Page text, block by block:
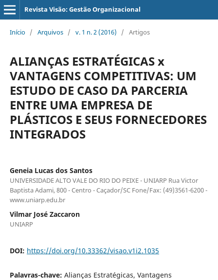
Revista Visão: Gestão Organizacional
Início / Arquivos / v. 1 n. 2 (2016) / Artigos
ALIANÇAS ESTRATÉGICAS x
VANTAGENS COMPETITIVAS: UM
ESTUDO DE CASO DA PARCERIA
ENTRE UMA EMPRESA DE
PLÁSTICOS E SEUS FORNECEDORES
INTEGRADOS
Geneia Lucas dos Santos
UNIVERSIDADE ALTO VALE DO RIO DO PEIXE - UNIARP Rua Victor
Baptista Adami, 800 - Centro - Caçador/SC Fone/Fax: (49)3561-6200 -
www.uniarp.edu.br
Vilmar José Zaccaron
UNIARP
DOI: https://doi.org/10.33362/visao.v1i2.1035
Palavras-chave: Alianças Estratégicas, Vantagens